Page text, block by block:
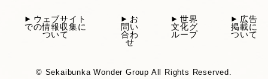
ウェブサイト
での情報収集に
ついて
お
問い
合わ
せ
世界
文化グ
ループ
広告
掲載に
ついて
© Sekaibunka Wonder Group All Rights Reserved.